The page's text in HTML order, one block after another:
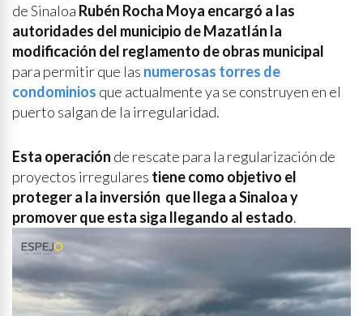
de Sinaloa Rubén Rocha Moya encargó a las
autoridades del municipio de Mazatlán la
modificación del reglamento de obras municipal
para permitir que las numerosas torres de
condominios que actualmente ya se construyen en el
puerto salgan de la irregularidad.
Esta operación de rescate para la regularización de
proyectos irregulares tiene como objetivo el
proteger a la inversión que llega a Sinaloa y
promover que esta siga llegando al estado.